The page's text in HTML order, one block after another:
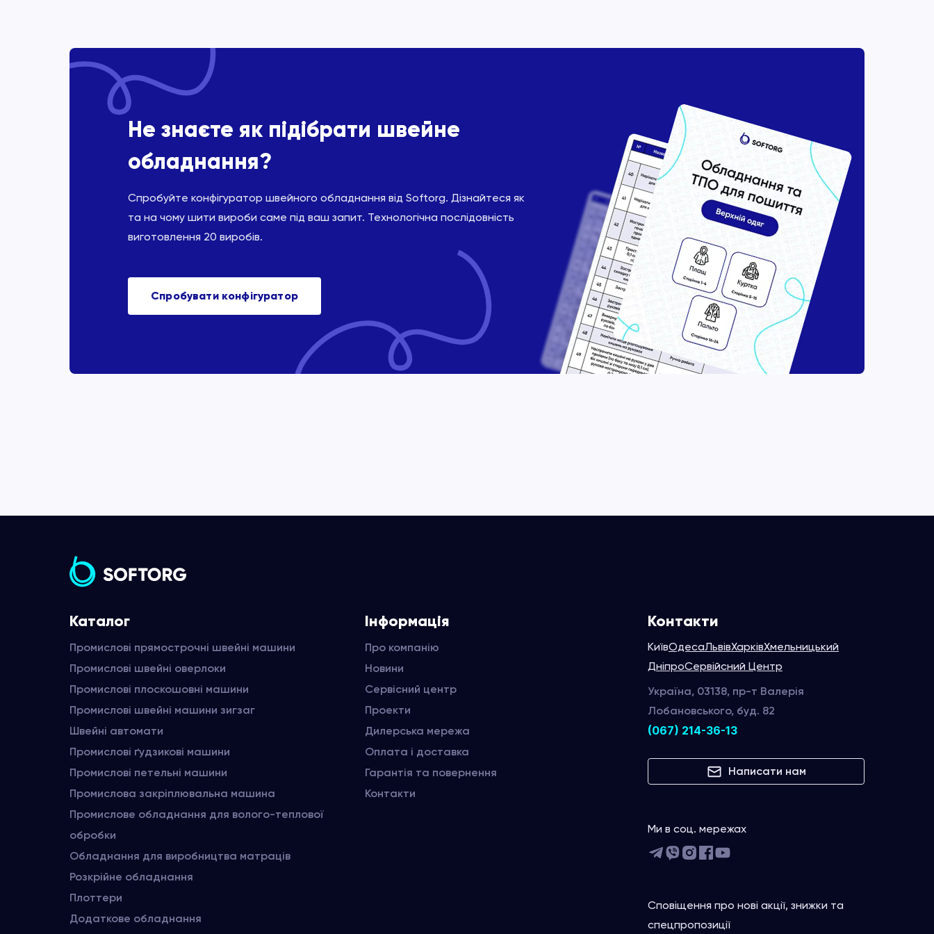
Не знаєте як підібрати швейне
обладнання?
Спробуйте конфігуратор швейного обладнання від Softorg. Дізнайтеся як
та на чому шити вироби саме під ваш запит. Технологічна послідовність
виготовлення 20 виробів.
Спробувати конфігуратор
Каталог
Промислові прямострочні швейні машини
Промислові швейні оверлоки
Промислові плоскошовні машини
Промислові швейні машини зигзаг
Швейні автомати
Промислові ґудзикові машини
Промислові петельні машини
Промислова закріплювальна машина
Промислове обладнання для волого-теплової
обробки
Обладнання для виробництва матраців
Розкрійне обладнання
Плоттери
Додаткове обладнання
Інформація
Про компанію
Новини
Сервісний центр
Проекти
Дилерська мережа
Оплата і доставка
Гарантія та повернення
Контакти
Контакти
КиївОдесаЛьвівХарківХмельницький
ДніпроСервійсний Центр
Україна, 03138, пр-т Валерія
Лобановського, буд. 82
(067) 214-36-13
Написати нам
Ми в соц. мережах
Сповіщення про нові акції, знижки та
спецпропозиції